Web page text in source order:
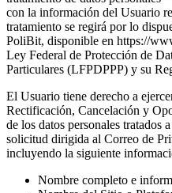
con la información del Usuario
tratamiento se regirá por lo
PoliBit, disponible en https://
Ley Federal de Protección de
Particulares (LFPDPPP) y su
El Usuario tiene derecho a
Rectificación, Cancelación y
de los datos personales tratados
solicitud dirigida al Correo de
incluyendo la siguiente
Nombre completo e